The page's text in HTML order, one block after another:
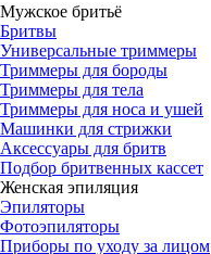
Мужское бритьё
Бритвы
Универсальные триммеры
Триммеры для бороды
Триммеры для тела
Триммеры для носа и ушей
Машинки для стрижки
Аксессуары для бритв
Подбор бритвенных кассет
Женская эпиляция
Эпиляторы
Фотоэпиляторы
Приборы по уходу за лицом